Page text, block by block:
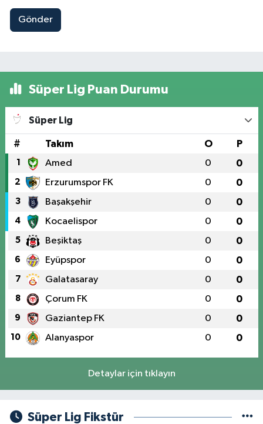
Gönder
Süper Lig Puan Durumu
Süper Lig
# Takım O P
1 Amed 0 0
2 Erzurumspor FK 0 0
3 Başakşehir 0 0
4 Kocaelispor 0 0
5 Beşiktaş 0 0
6 Eyüpspor 0 0
7 Galatasaray 0 0
8 Çorum FK 0 0
9 Gaziantep FK 0 0
10 Alanyaspor 0 0
Detaylar için tıklayın
Süper Lig Fikstür